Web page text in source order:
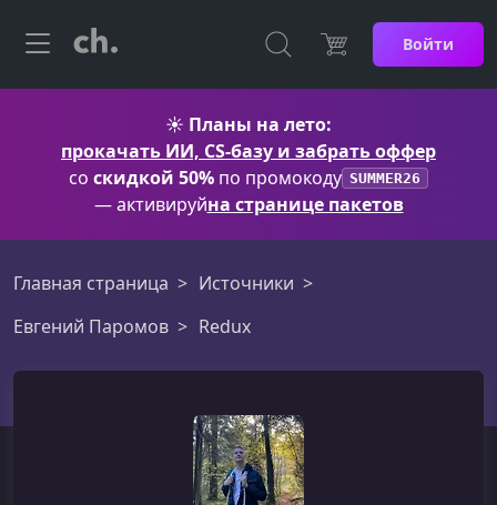
Войти
☀️ Планы на лето:
прокачать ИИ, CS-базу и забрать оффер
со скидкой 50% по промокоду SUMMER26
— активируйна странице пакетов
Главная страница
Источники
Евгений Паромов
Redux